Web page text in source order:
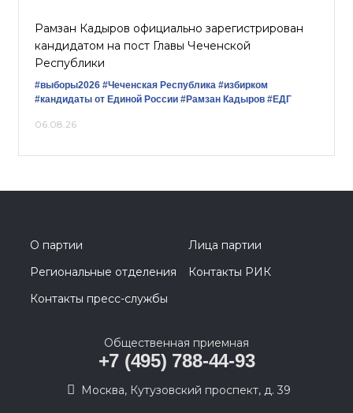
Рамзан Кадыров официально зарегистрирован
кандидатом на пост Главы Чеченской
Республики
#выборы2026 #Чеченская Республика #избирком
#кандидаты от Единой России #Рамзан Кадыров #ЕДГ
06.08.26
О партии
Лица партии
Региональные отделения
Контакты РИК
Контакты пресс-службы
Общественная приемная
+7 (495) 788-44-93
Москва, Кутузовский проспект, д. 39